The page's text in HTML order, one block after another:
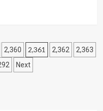
2,360 2,361 2,362
2,363
Next